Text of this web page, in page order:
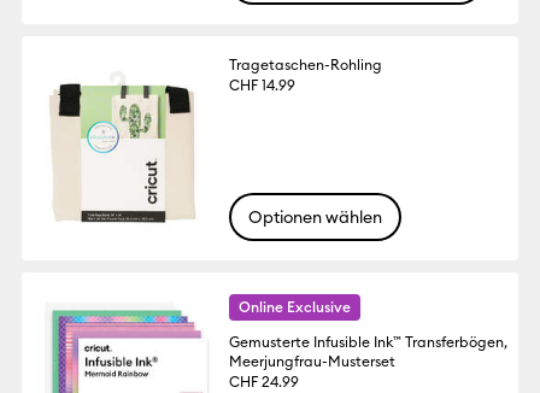
Tragetaschen-Rohling
CHF 14.99
Optionen wählen
Online Exclusive
Gemusterte Infusible Ink™ Transferbögen,
Meerjungfrau-Musterset
CHF 24.99